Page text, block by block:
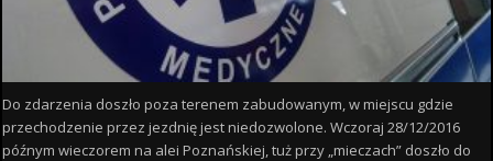
Do zdarzenia doszło poza terenem zabudowanym, w miejscu gdzie
przechodzenie przez jezdnię jest niedozwolone. Wczoraj 28/12/2016
późnym wieczorem na alei Poznańskiej, tuż przy „mieczach” doszło do